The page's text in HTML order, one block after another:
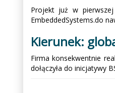
Projekt już w
EmbeddedSystems.do
Kierunek:
Firma konsekwentnie
dołączyła do inicjatywy